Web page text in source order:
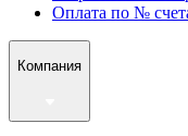
Оплата по №
Компания